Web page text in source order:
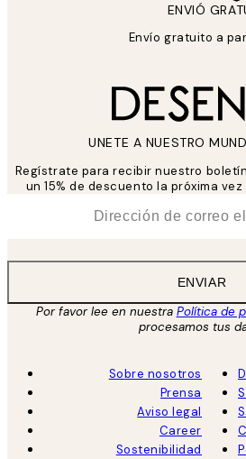
ENVIÓ
Envío gratuito a
UNETE A NUESTRO
Regístrate para recibir nuestro
un 15% de descuento la próxima
ENVIAR
Por favor lee en nuestra Política de
procesamos tus
Sobre nosotros
Prensa
Aviso legal
Career
Sostenibilidad